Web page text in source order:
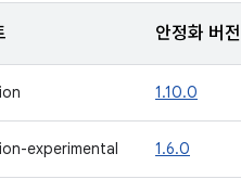
안정화 버전
1.10.0
experimental 1.6.0